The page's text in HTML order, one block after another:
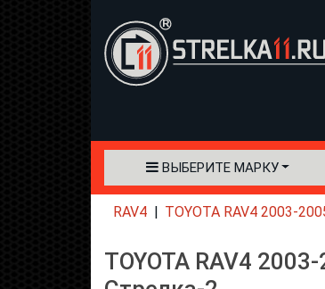
ВЫБЕРИТЕ МАРКУ
RAV4 TOYOTA RAV4 2003-
TOYOTA RAV4